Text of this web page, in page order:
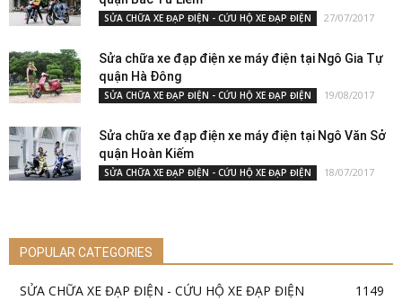
SỬA CHỮA XE ĐẠP ĐIỆN - CỨU HỘ XE ĐẠP ĐIỆN 27/07/2017
Sửa chữa xe đạp điện xe máy điện tại Ngô Gia Tự
quận Hà Đông
SỬA CHỮA XE ĐẠP ĐIỆN - CỨU HỘ XE ĐẠP ĐIỆN 19/08/2017
Sửa chữa xe đạp điện xe máy điện tại Ngô Văn Sở
quận Hoàn Kiếm
SỬA CHỮA XE ĐẠP ĐIỆN - CỨU HỘ XE ĐẠP ĐIỆN 18/07/2017
POPULAR CATEGORIES
SỬA CHỮA XE ĐẠP ĐIỆN - CỨU HỘ XE ĐẠP ĐIỆN
1149